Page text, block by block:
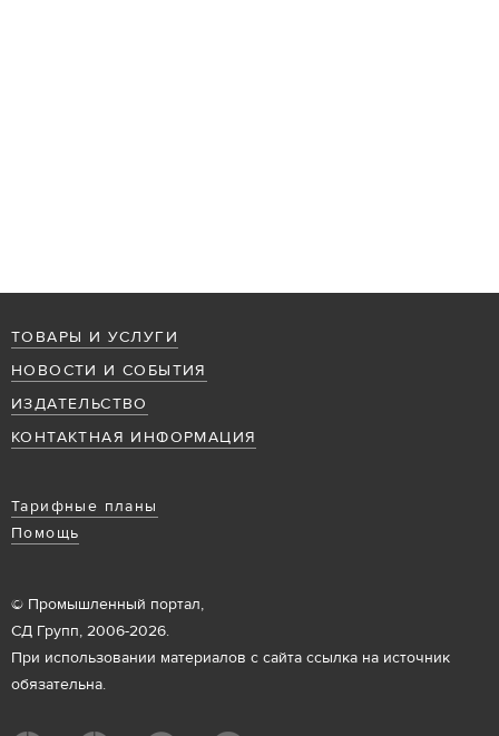
ТОВАРЫ И УСЛУГИ
НОВОСТИ И СОБЫТИЯ
ИЗДАТЕЛЬСТВО
КОНТАКТНАЯ ИНФОРМАЦИЯ
Тарифные планы
Помощь
© Промышленный портал,
СД Групп, 2006-2026.
При использовании материалов с сайта ссылка на источник
обязательна.